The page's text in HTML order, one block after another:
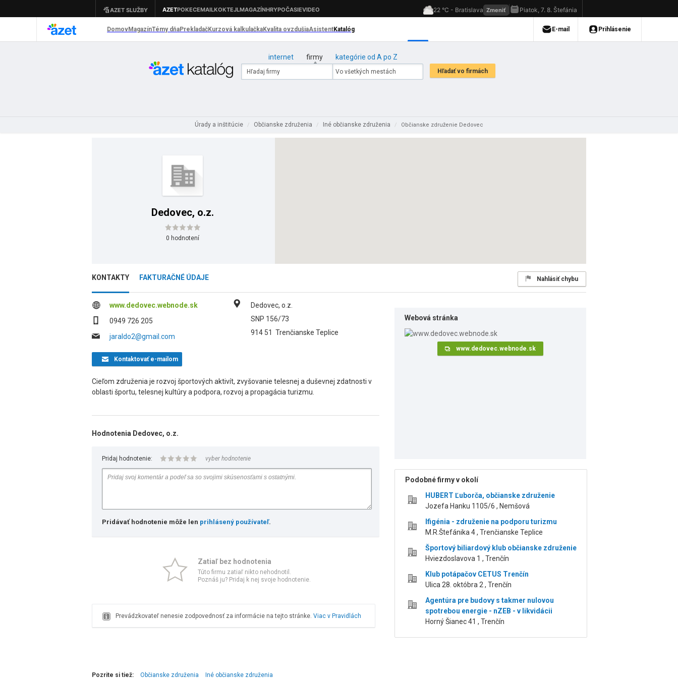
internet firmy kategórie od A po Z
Úrady a inštitúcie / Občianske združenia / Iné občianske združenia / Občianske združenie Dedovec
Dedovec, o.z.
0 hodnotení
KONTAKTY FAKTURAČNÉ ÚDAJE Nahlásiť chybu
www.dedovec.webnode.sk
0949 726 205
jaraldo2@gmail.com
Dedovec, o.z.
SNP 156/73
914 51 Trenčianske Teplice
Kontaktovaťe-mailom
Cieľom združenia je rozvoj športových aktivít, zvyšovanie telesnej a duševnej zdatnosti v
oblasti športu, telesnej kultúry a podpora, rozvoj a propagácia turizmu.
Hodnotenia Dedovec, o.z.
Pridaj hodnotenie: vyber hodnotenie
Pridávať hodnotenie môže len prihlásený používateľ.
Zatiaľ bez hodnotenia
Túto firmu zatiaľ nikto nehodnotil.
Poznáš ju? Pridaj k nej svoje hodnotenie.
Prevádzkovateľ nenesie zodpovednosť za informácie na tejto stránke. Viac v Pravidlách
Webová stránka
www.dedovec.webnode.sk
Podobné firmy v okolí
HUBERT Ľuborča, občianske združenie
Jozefa Hanku 1105/6 , Nemšová
Ifigénia - združenie na podporu turizmu
M.R.Štefánika 4 , Trenčianske Teplice
Športový biliardový klub občianske združenie
Hviezdoslavova 1 , Trenčín
Klub potápačov CETUS Trenčín
Ulica 28. októbra 2 , Trenčín
Agentúra pre budovy s takmer nulovou
spotrebou energie - nZEB - v likvidácii
Horný Šianec 41 , Trenčín
Pozrite si tiež: Občianske združenia Iné občianske združenia